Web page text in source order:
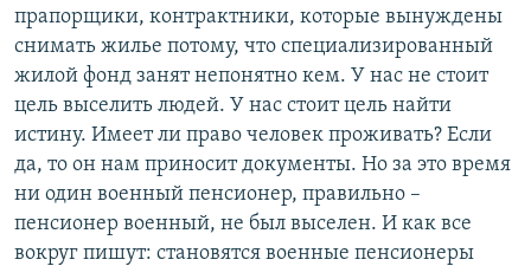
прапорщики, контрактники, которые вынуждены
снимать жилье потому, что специализированный
жилой фонд занят непонятно кем. У нас не стоит
цель выселить людей. У нас стоит цель найти
истину. Имеет ли право человек проживать? Если
да, то он нам приносит документы. Но за это время
ни один военный пенсионер, правильно –
пенсионер военный, не был выселен. И как все
вокруг пишут: становятся военные пенсионеры